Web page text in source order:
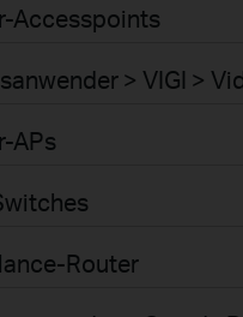
Accesspoints
> VIGI >
APs
Router